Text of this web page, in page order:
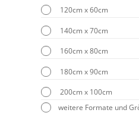
120cm x 60cm
140cm x 70cm
160cm x 80cm
180cm x 90cm
200cm x 100cm
weitere Formate und